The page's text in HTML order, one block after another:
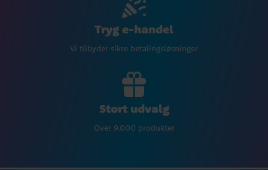
Tryg e-handel
Vi tilbyder sikre betalingsløsninger
Stort udvalg
Over 9.000 produkter